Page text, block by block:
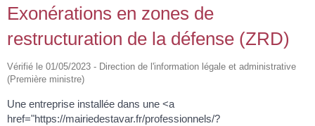
Exonérations en zones de
restructuration de la défense (ZRD)
Vérifié le 01/05/2023 - Direction de l'information légale et administrative
(Première ministre)
Une entreprise installée dans une <a
href="https://mairiedestavar.fr/professionnels/?